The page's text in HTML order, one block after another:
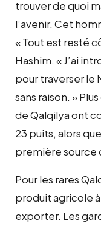
trouver de quoi
l’avenir. Cet
« Tout est resté
Hashim. « J’ai
pour traverser le
sans raison. »
de Qalqilya ont
23 puits, alors
première source
Pour les rares
produit agricole
exporter. Les